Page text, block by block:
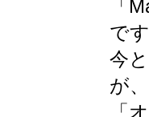
「
で
今
が
「